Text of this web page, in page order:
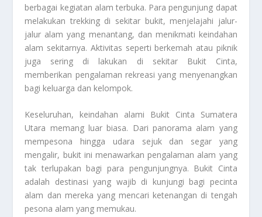
berbagai kegiatan alam terbuka. Para pengunjung dapat
melakukan trekking di sekitar bukit, menjelajahi jalur-
jalur alam yang menantang, dan menikmati keindahan
alam sekitarnya. Aktivitas seperti berkemah atau piknik
juga sering di lakukan di sekitar Bukit Cinta,
memberikan pengalaman rekreasi yang menyenangkan
bagi keluarga dan kelompok.
Keseluruhan, keindahan alami Bukit Cinta Sumatera
Utara memang luar biasa. Dari panorama alam yang
mempesona hingga udara sejuk dan segar yang
mengalir, bukit ini menawarkan pengalaman alam yang
tak terlupakan bagi para pengunjungnya. Bukit Cinta
adalah destinasi yang wajib di kunjungi bagi pecinta
alam dan mereka yang mencari ketenangan di tengah
pesona alam yang memukau.